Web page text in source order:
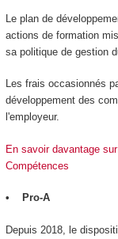
Le plan de
actions de formation
sa politique de gestion
Les frais occasionnés
développement des
l'employeur.
En savoir davantage
Compétences
• Pro-A
Depuis 2018, le